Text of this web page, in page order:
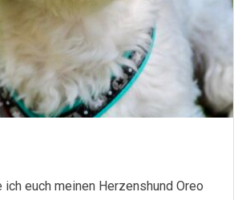
ich euch meinen Herzenshund Oreo